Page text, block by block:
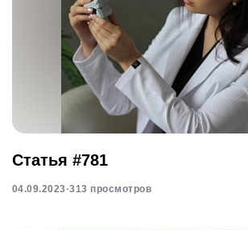
Статья #781
04.09.2023·313 просмотров